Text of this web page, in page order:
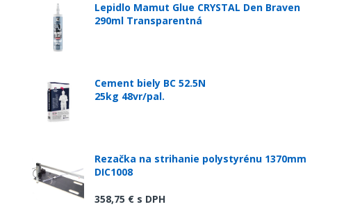
Lepidlo Mamut Glue CRYSTAL Den Braven
290ml Transparentná
Cement biely BC 52.5N
25kg 48vr/pal.
Rezačka na strihanie polystyrénu 1370mm
DIC1008
358,75 € s DPH